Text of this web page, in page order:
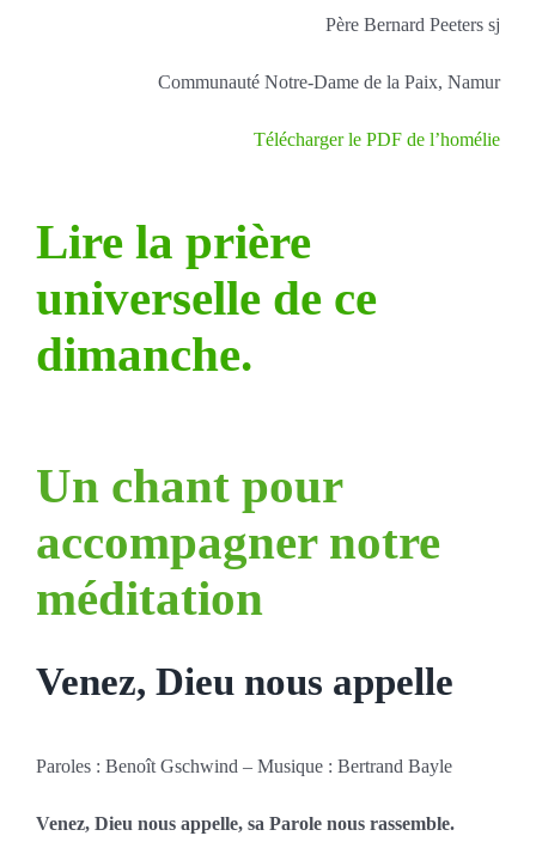
Père Bernard Peeters sj
Communauté Notre-Dame de la Paix, Namur
Télécharger le PDF de l’homélie
Lire la prière
universelle de ce
dimanche.
Un chant pour
accompagner notre
méditation
Venez, Dieu nous appelle
Paroles : Benoît Gschwind – Musique : Bertrand Bayle
Venez, Dieu nous appelle, sa Parole nous rassemble.